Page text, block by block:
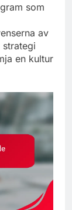
som
av
en kultur